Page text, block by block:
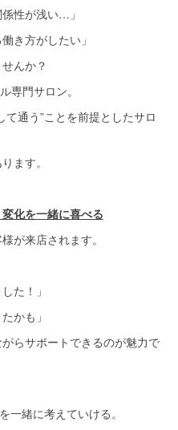
性が浅い…」
き方がしたい」
んか？
専門サロン。
通う”ことを前提としたサロ
ます。
化を一緒に喜べる
が来店されます。
た！」
かも」
らサポートできるのが魅力で
一緒に考えていける。